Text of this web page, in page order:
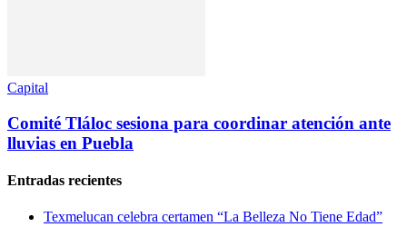
Capital
Comité Tláloc sesiona para coordinar atención ante
lluvias en Puebla
Entradas recientes
Texmelucan celebra certamen “La Belleza No Tiene Edad”